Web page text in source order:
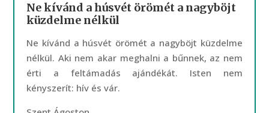
Ne kívánd a húsvét örömét a nagyböjt
küzdelme nélkül
Ne kívánd a húsvét örömét a nagyböjt küzdelme
nélkül. Aki nem akar meghalni a bűnnek, az nem
érti a feltámadás ajándékát. Isten nem
kényszerít: hív és vár.